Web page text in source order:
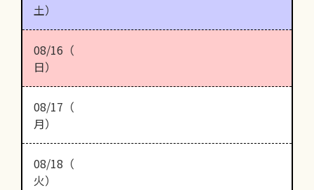
土）
08/16（
日）
08/17（
月）
08/18（
火）